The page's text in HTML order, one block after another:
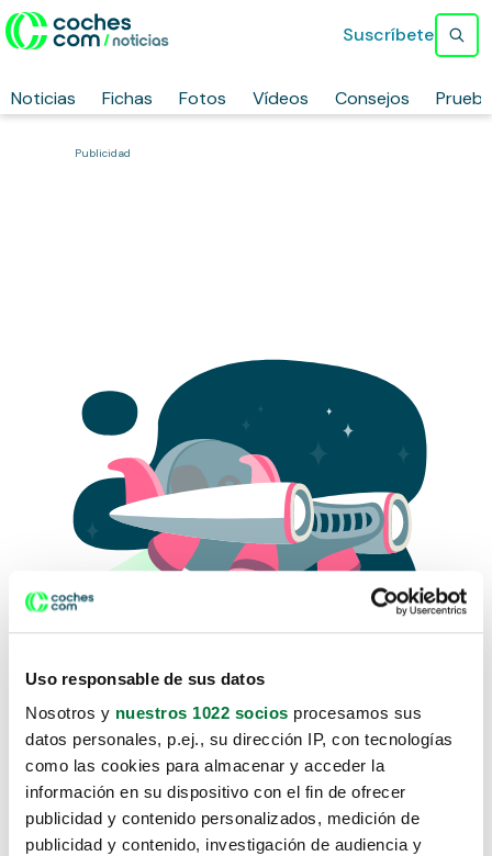
Uso responsable de sus datos
Nosotros y nuestros 1022 socios procesamos sus
datos personales, p.ej., su dirección IP, con tecnologías
como las cookies para almacenar y acceder la
información en su dispositivo con el fin de ofrecer
publicidad y contenido personalizados, medición de
publicidad y contenido, investigación de audiencia y
Noticias Fichas Fotos Vídeos Consejos
Suscríbete
Publicidad
Lo sentimos, no sabemos como
te hemos traido hasta aquí.